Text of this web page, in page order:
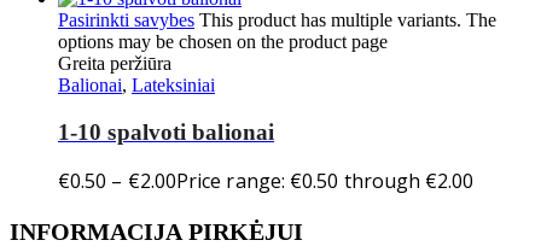
Pasirinkti savybes This product has multiple variants. The
options may be chosen on the product page
Greita peržiūra
Balionai, Lateksiniai
1-10 spalvoti balionai
€0.50 – €2.00Price range: €0.50 through €2.00
INFORMACIJA PIRKĖJUI